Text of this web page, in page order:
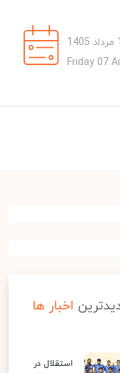
Friday 07
اخبار ها
استقلال در